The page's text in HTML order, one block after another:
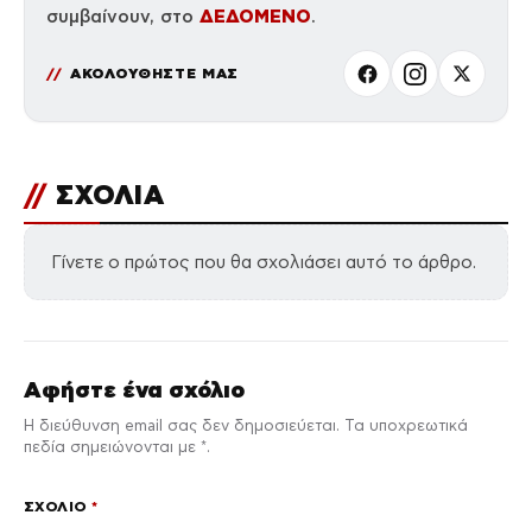
συμβαίνουν, στο ΔΕΔΟΜΕΝΟ.
ΑΚΟΛΟΥΘΗΣΤΕ ΜΑΣ
// ΣΧΟΛΙΑ
Γίνετε ο πρώτος που θα σχολιάσει αυτό το άρθρο.
Αφήστε ένα σχόλιο
Η διεύθυνση email σας δεν δημοσιεύεται. Τα υποχρεωτικά
πεδία σημειώνονται με *.
ΣΧΌΛΙΟ*